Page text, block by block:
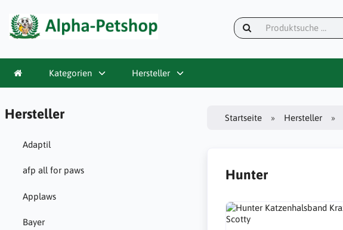
Kategorien Hersteller
Hersteller
Adaptil
afp all for paws
Applaws
Bayer
Startseite Hersteller
Hunter